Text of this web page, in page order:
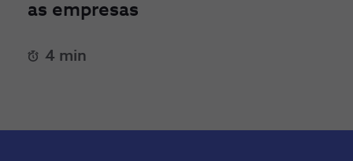
as empresas
4 min